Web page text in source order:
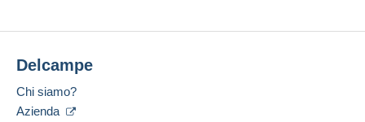
Delcampe
Chi siamo?
Azienda